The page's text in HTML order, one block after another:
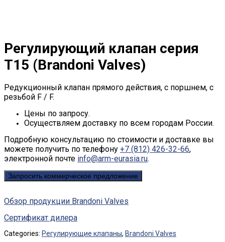
Регулирующий клапан серия
T15 (Brandoni Valves)
Редукционный клапан прямого действия, с поршнем, с
резьбой F / F.
Цены по запросу.
Осуществляем доставку по всем городам России.
Подробную консультацию по стоимости и доставке вы
можете получить по телефону +7 (812) 426-32-66,
электронной почте info@arm-eurasia.ru.
Запросить коммерческое предложение
Обзор продукции Brandoni Valves
Сертификат дилера
Categories: Регулирующие клапаны, Brandoni Valves